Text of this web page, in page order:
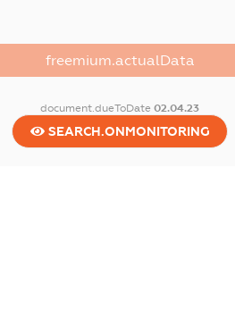
freemium.actualData
document.dueToDate02.04.23
SEARCH.ONMONITORING